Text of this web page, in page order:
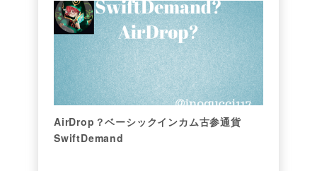
AirDrop？ベーシックインカム古参通貨
SwiftDemand